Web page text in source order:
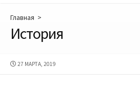
Главная >
История
ДАТА
27 МАРТА, 2019